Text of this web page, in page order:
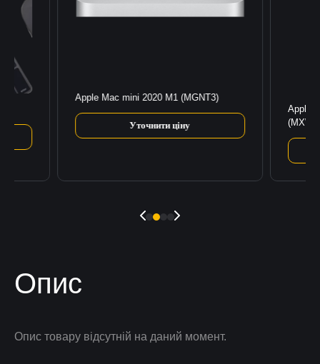
Apple Mac mini 2020 M1 (MGNT3)
Уточнити ціну
Apple
Опис
Опис товару відсутній на даний момент.